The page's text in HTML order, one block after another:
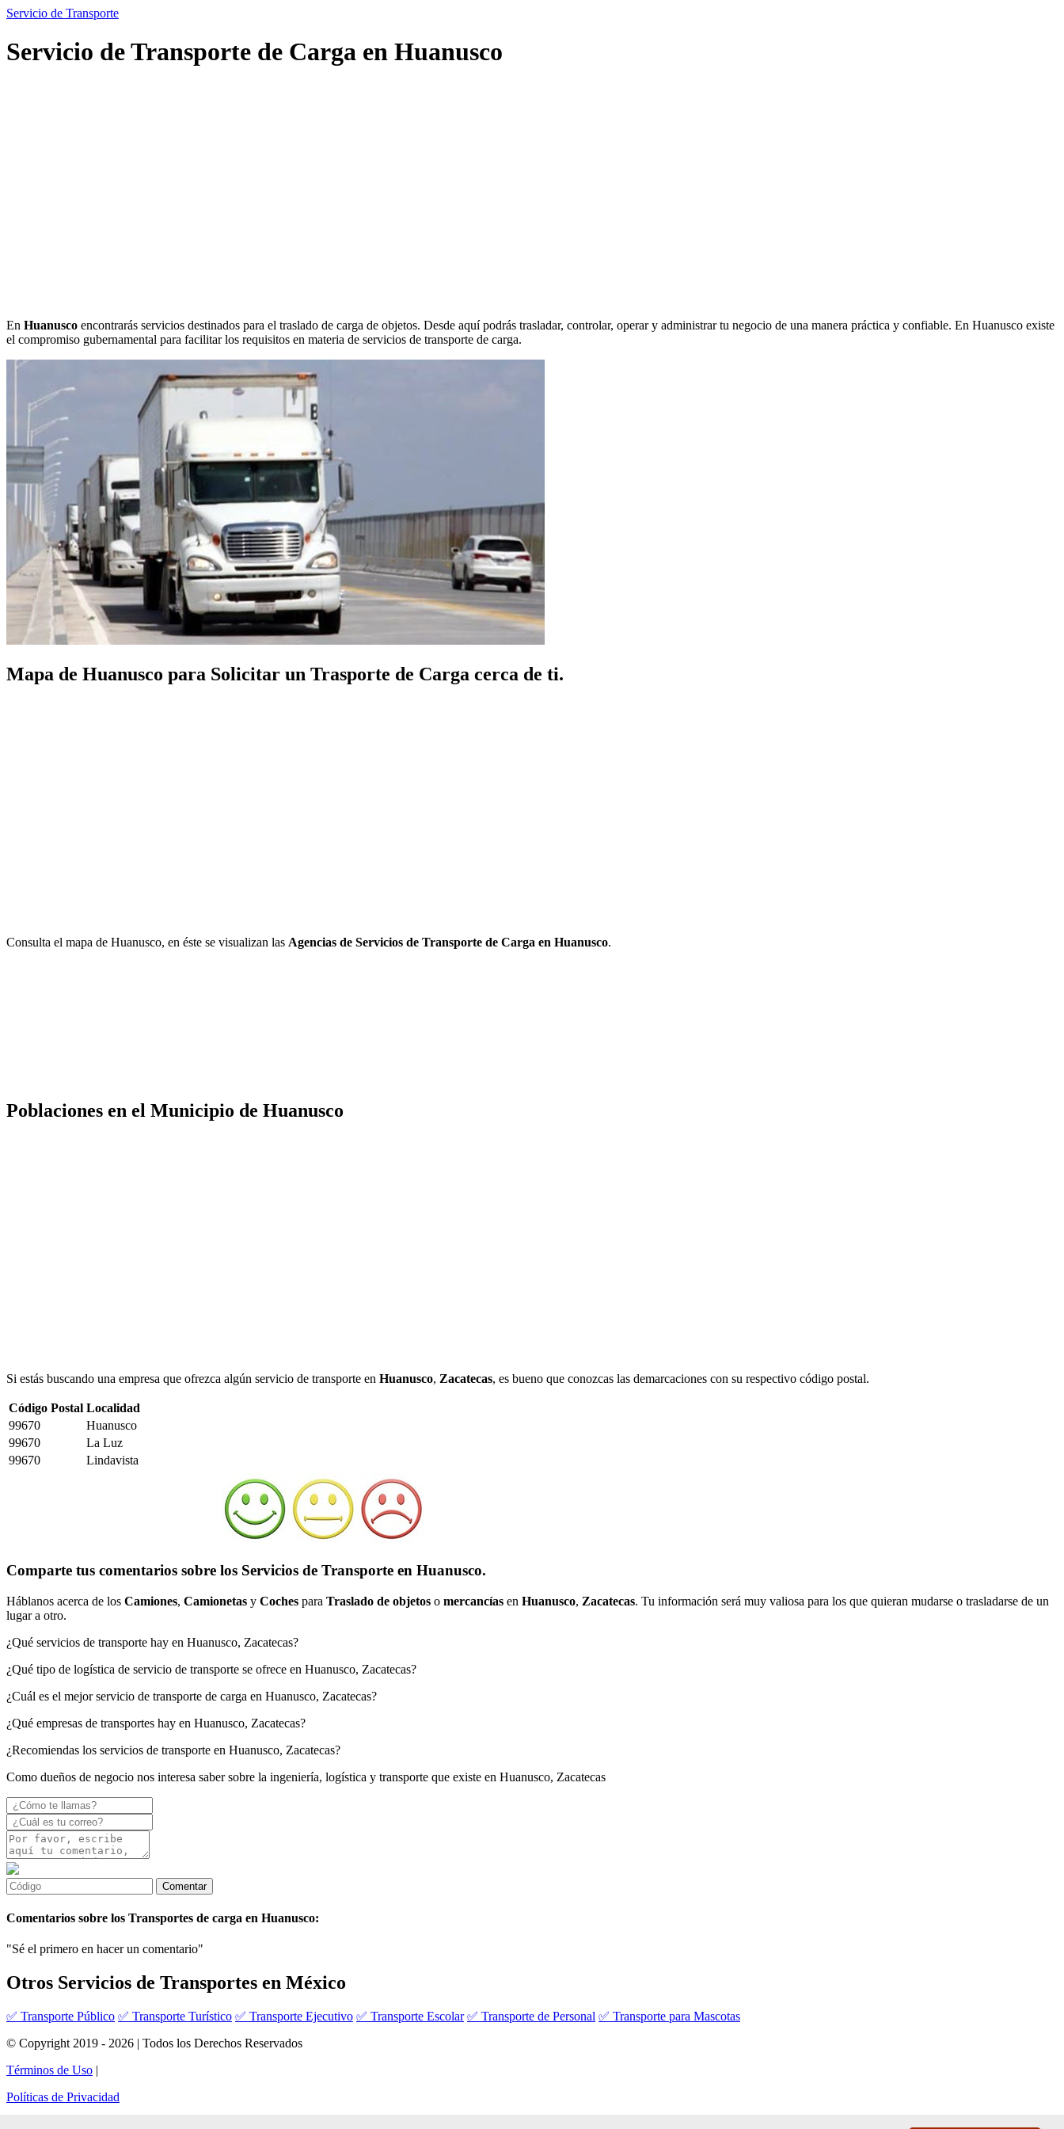
Servicio de Transporte
Servicio de Transporte de Carga en Huanusco
En Huanusco encontrarás servicios destinados para el traslado de carga de objetos. Desde aquí podrás trasladar, controlar, operar y administrar tu negocio de una manera práctica y confiable. En Huanusco existe
el compromiso gubernamental para facilitar los requisitos en materia de servicios de transporte de carga.
Mapa de Huanusco para Solicitar un Trasporte de Carga cerca de ti.
Consulta el mapa de Huanusco, en éste se visualizan las Agencias de Servicios de Transporte de Carga en Huanusco.
Poblaciones en el Municipio de Huanusco
Si estás buscando una empresa que ofrezca algún servicio de transporte en Huanusco, Zacatecas, es bueno que conozcas las demarcaciones con su respectivo código postal.
Código Postal Localidad
99670
Huanusco
99670
La Luz
99670
Lindavista
Comparte tus comentarios sobre los Servicios de Transporte en Huanusco.
Háblanos acerca de los Camiones, Camionetas y Coches para Traslado de objetos o mercancías en Huanusco, Zacatecas. Tu información será muy valiosa para los que quieran mudarse o trasladarse de un
lugar a otro.
¿Qué servicios de transporte hay en Huanusco, Zacatecas?
¿Qué tipo de logística de servicio de transporte se ofrece en Huanusco, Zacatecas?
¿Cuál es el mejor servicio de transporte de carga en Huanusco, Zacatecas?
¿Qué empresas de transportes hay en Huanusco, Zacatecas?
¿Recomiendas los servicios de transporte en Huanusco, Zacatecas?
Como dueños de negocio nos interesa saber sobre la ingeniería, logística y transporte que existe en Huanusco, Zacatecas
Comentarios sobre los Transportes de carga en Huanusco:
"Sé el primero en hacer un comentario"
Otros Servicios de Transportes en México
✅ Transporte Público ✅ Transporte Turístico ✅ Transporte Ejecutivo ✅ Transporte Escolar ✅ Transporte de Personal ✅ Transporte para Mascotas
© Copyright 2019 - 2026 | Todos los Derechos Reservados
Términos de Uso |
Políticas de Privacidad